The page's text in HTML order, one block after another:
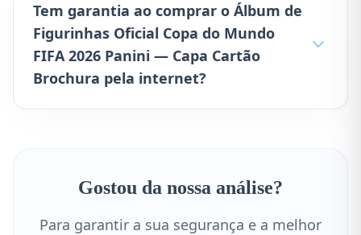
Tem garantia ao comprar o Álbum de
Figurinhas Oficial Copa do Mundo
FIFA 2026 Panini — Capa Cartão
Brochura pela internet?
Gostou da nossa análise?
Para garantir a sua segurança e a melhor